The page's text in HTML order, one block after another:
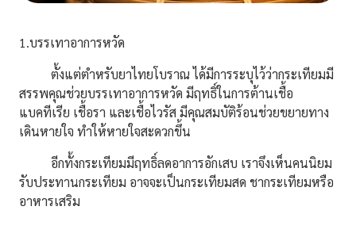
1.บรรเทาอาการหวัด
ตั้งแต่ตำหรับยาไทยโบราณ ได้มีการระบุไว้ว่ากระเทียมมี
สรรพคุณช่วยบรรเทาอาการหวัด มีฤทธิ์ในการต้านเชื้อ
แบคทีเรีย เชื้อรา และเชื้อไวรัส มีคุณสมบัติร้อนช่วยขยายทาง
เดินหายใจ ทำให้หายใจสะดวกขึ้น
อีกทั้งกระเทียมมีฤทธิ์ลดอาการอักเสบ เราจึงเห็นคนนิยม
รับประทานกระเทียม อาจจะเป็นกระเทียมสด ชากระเทียมหรือ
อาหารเสริม